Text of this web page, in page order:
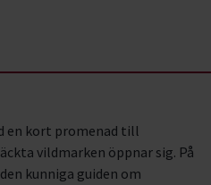
en kort promenad till
vildmarken öppnar sig. På
kunniga guiden om